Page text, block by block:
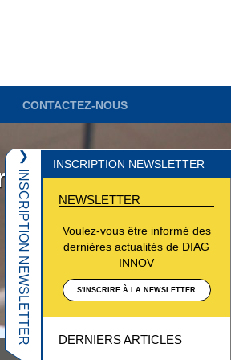
CONTACTEZ-NOUS
❮
INSCRIPTION NEWSLETTER
INSCRIPTION NEWSLETTER
NEWSLETTER
Voulez-vous être informé des
dernières actualités de DIAG
INNOV
S'INSCRIRE À LA NEWSLETTER
DERNIERS ARTICLES
hémoculture Diagnostic clinique